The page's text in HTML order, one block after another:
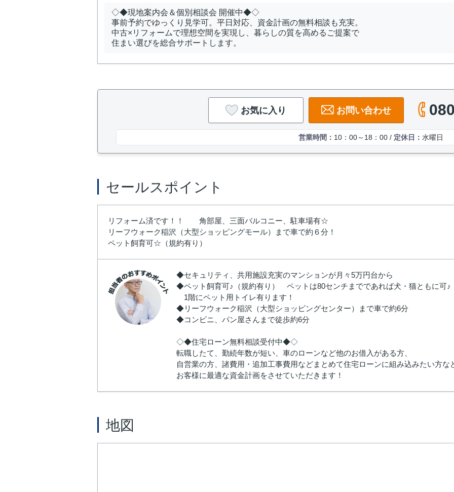
◇◆現地案内会＆個別相談会 開催中◆◇
事前予約でゆっくり見学可。平日対応、資金計画の無料相談も充実。
中古×リフォームで理想空間を実現し、暮らしの質を高めるご提案で
住まい選びを総合サポートします。
お気に入り お問い合わせ
営業時間： 10：00～18：00 / 定休日： 水曜日
セールスポイント
リフォーム済です！！ 角部屋、三面バルコニー、駐車場有☆
リーフウォーク稲沢（大型ショッピングモール）まで車で約６分！
ペット飼育可☆（規約有り）
◆セキュリティ、共用施設充実のマンションが月々5万円台から
◆ペット飼育可♪（規約有り） ペットは80センチまでであれば犬・猫ともに可♪
1階にペット用トイレ有ります！
◆リーフウォーク稲沢（大型ショッピングセンター）まで車で約6分
◆コンビニ、パン屋さんまで徒歩約6分
◇◆住宅ローン無料相談受付中◆◇
転職したて、勤続年数が短い、車のローンなど他のお借入がある方、
自営業の方、諸費用・追加工事費用などまとめて住宅ローンに組み込みたい方な
お客様に最適な資金計画をさせていただきます！
地図